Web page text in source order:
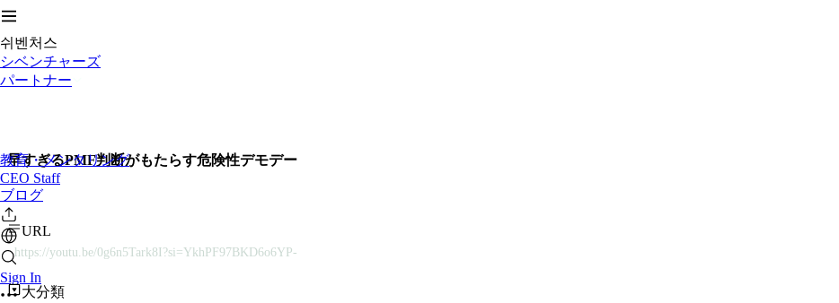
쉬벤처스
シベンチャーズ
パートナー
教育・メンタリング
CEO Staff
ブログ
Sign In
早すぎるPMF判断がもたらす危険性デモデー
URL
https://youtu.be/0g6n5Tark8I?si=YkhPF97BKD6o6YP-
大分類